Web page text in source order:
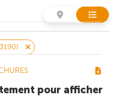
pour afficher